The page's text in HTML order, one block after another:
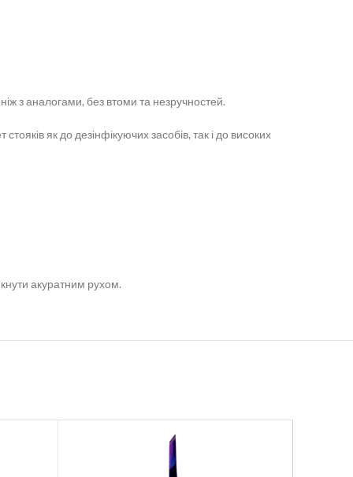
з аналогами, без втоми та незручностей.
як до дезінфікуючих засобів, так і до високих
акуратним рухом.